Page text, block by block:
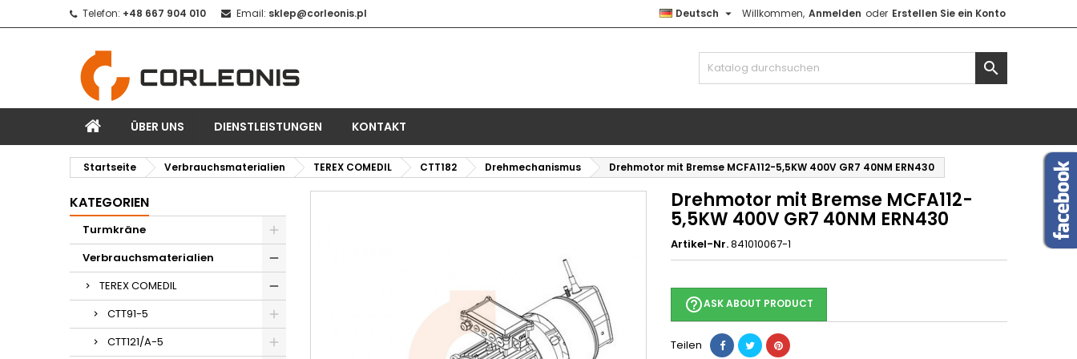
Telefon: +48 667 904 010 Email: sklep@corleonis.pl Willkommen, Anmelden oder Erstellen Sie ein Konto
Deutsch 

ÜBER UNS DIENSTLEISTUNGEN KONTAKT
Startseite Verbrauchsmaterialien TEREX COMEDIL CTT182 Drehmechanismus Drehmotor mit Bremse MCFA112-5,5KW 400V GR7 40NM ERN430
KATEGORIEN
Turmkräne
Verbrauchsmaterialien
TEREX COMEDIL
CTT91-5
CTT121/A-5
Drehmotor mit Bremse MCFA112-
5,5KW 400V GR7 40NM ERN430
Artikel-Nr.841010067-1
help_outlineASK ABOUT PRODUCT
Teilen